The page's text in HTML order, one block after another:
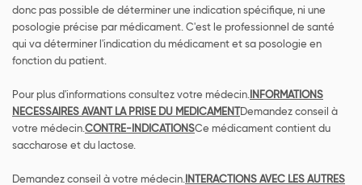
donc pas possible de déterminer une indication spécifique, ni une
posologie précise par médicament. C'est le professionnel de santé
qui va déterminer l'indication du médicament et sa posologie en
fonction du patient.
Pour plus d'informations consultez votre médecin. INFORMATIONS
NECESSAIRES AVANT LA PRISE DU MEDICAMENTDemandez conseil à
votre médecin.CONTRE-INDICATIONSCe médicament contient du
saccharose et du lactose.
Demandez conseil à votre médecin. INTERACTIONS AVEC LES AUTRES